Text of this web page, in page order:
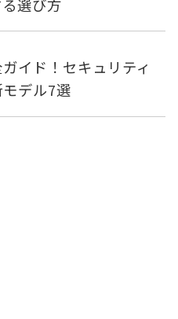
選び方
イド！セキュリティ
デル7選